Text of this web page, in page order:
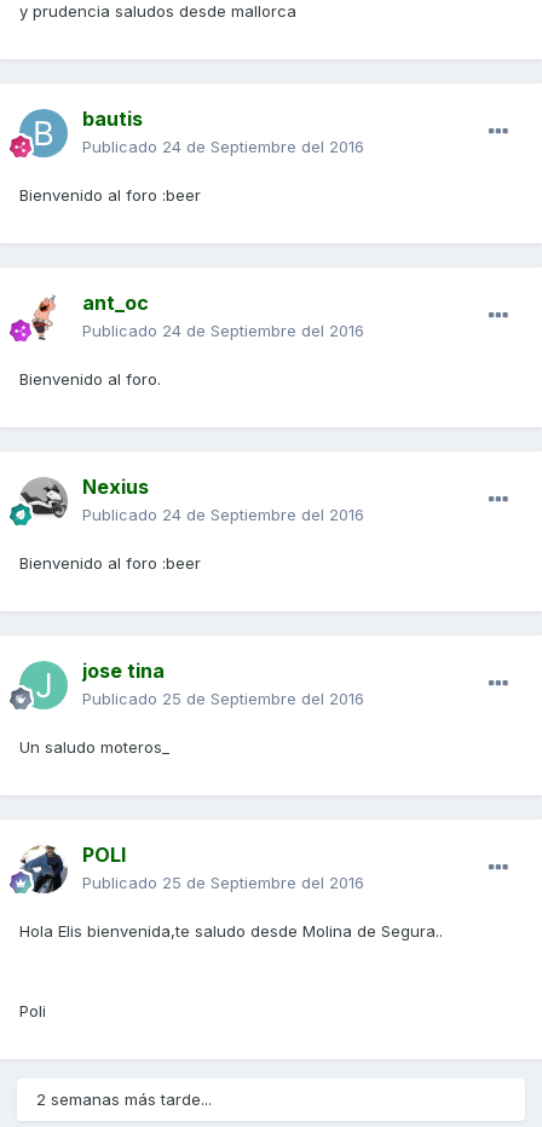
y prudencia saludos desde mallorca
bautis
Publicado 24 de Septiembre del 2016
Bienvenido al foro :beer
ant_oc
Publicado 24 de Septiembre del 2016
Bienvenido al foro.
Nexius
Publicado 24 de Septiembre del 2016
Bienvenido al foro :beer
jose tina
Publicado 25 de Septiembre del 2016
Un saludo moteros_
POLI
Publicado 25 de Septiembre del 2016
Hola Elis bienvenida,te saludo desde Molina de Segura..
Poli
2 semanas más tarde...